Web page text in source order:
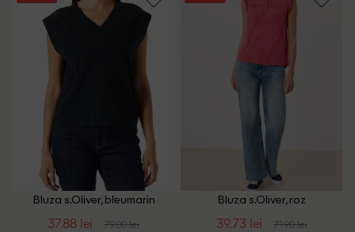
Bluza s.Oliver, bleumarin
37.88 lei 79.00 lei
Bluza s.Oliver, roz
39.73 lei 71.90 lei